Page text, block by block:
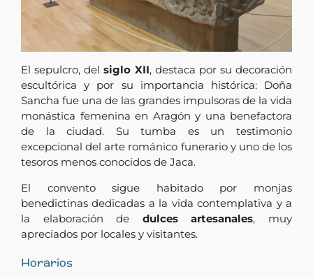
El sepulcro, delsiglo XII, destaca por su decoración
escultórica y por su importancia histórica: Doña
Sancha fue una de las grandes impulsoras de la vida
monástica femenina en Aragón y una benefactora
de la ciudad. Su tumba es un testimonio
excepcional del arte románico funerario y uno de los
tesoros menos conocidos de Jaca.
El convento sigue habitado por monjas
benedictinas dedicadas a la vida contemplativa y a
la elaboración de dulces artesanales, muy
apreciados por locales y visitantes.
Horarios